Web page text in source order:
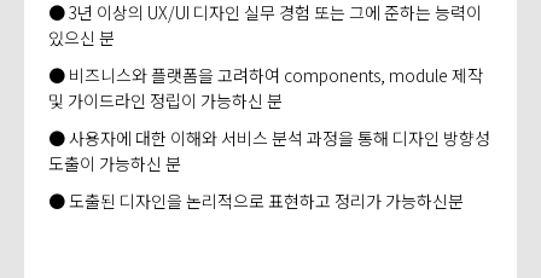
● 3년 이상의 UX/UI 디자인 실무 경험 또는 그에 준하는 능력이
있으신 분​
● 비즈니스와 플랫폼을 고려하여 components, module 제작
및 가이드라인 ​정립이 가능하신 분​
● 사용자에 대한 이해와 서비스 분석 과정을 통해 디자인 방향성
도출이 ​가능하신 분​
● 도출된 디자인을 논리적으로 표현하고 정리가 가능하신분